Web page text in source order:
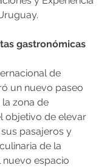
gastronómicas
de
un nuevo paseo
zona de
objetivo de elevar
pasajeros y
de la
nuevo espacio